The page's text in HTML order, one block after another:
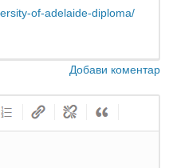
of-adelaide-diploma/
Добави коментар